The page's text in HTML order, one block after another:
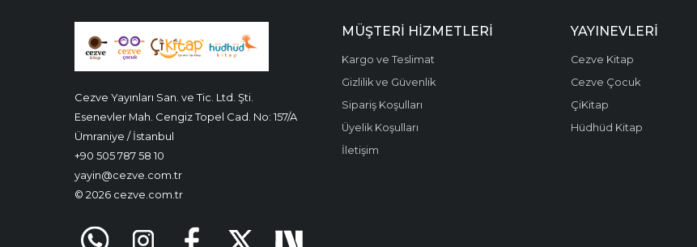
Cezve Yayınları San. ve Tic. Ltd. Şti.
Esenevler Mah. Cengiz Topel Cad. No: 157/A
Ümraniye / İstanbul
+90 505 787 58 10
yayin@cezve.com.tr
© 2026 cezve.com.tr
MÜŞTERI HIZMETLERI
Kargo ve Teslimat
Gizlilik ve Güvenlik
Sipariş Koşulları
Üyelik Koşulları
İletişim
YAYINEVLERI
Cezve Kitap
Cezve Çocuk
ÇiKitap
Hüdhüd Kitap